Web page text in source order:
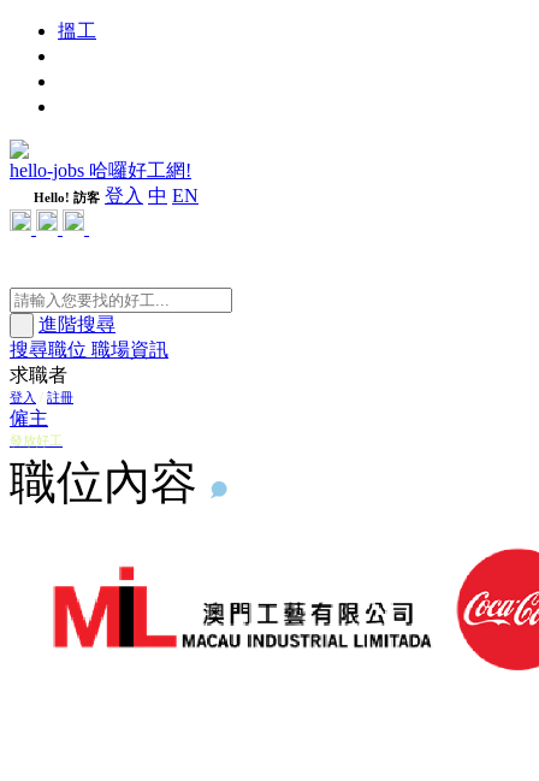
搵工
hello-jobs 哈囉好工網!
Hello! 訪客 登入 中 EN
進階搜尋
搜尋職位 職場資訊
求職者
登入 / 註冊
僱主
發放好工
職位內容